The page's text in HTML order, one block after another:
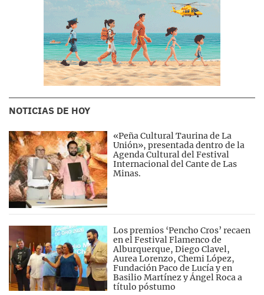
NOTICIAS DE HOY
«Peña Cultural Taurina de La
Unión», presentada dentro de la
Agenda Cultural del Festival
Internacional del Cante de Las
Minas.
Los premios ‘Pencho Cros’ recaen
en el Festival Flamenco de
Alburquerque, Diego Clavel,
Aurea Lorenzo, Chemi López,
Fundación Paco de Lucía y en
Basilio Martínez y Ángel Roca a
título póstumo